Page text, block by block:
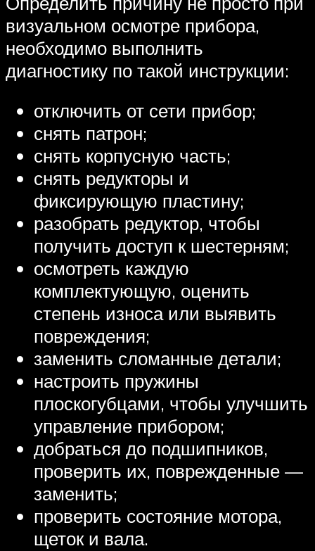
визуальном осмотре прибора,
необходимо выполнить
диагностику по такой инструкции:
отключить от сети прибор;
снять патрон;
снять корпусную часть;
снять редукторы и
фиксирующую пластину;
разобрать редуктор, чтобы
получить доступ к шестерням;
осмотреть каждую
комплектующую, оценить
степень износа или выявить
повреждения;
заменить сломанные детали;
настроить пружины
плоскогубцами, чтобы улучшить
управление прибором;
добраться до подшипников,
проверить их, поврежденные —
заменить;
проверить состояние мотора,
щеток и вала.